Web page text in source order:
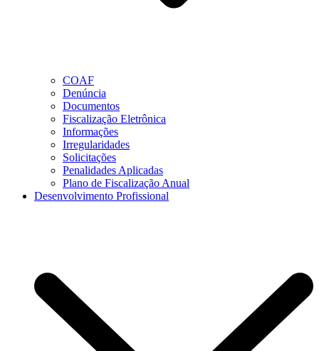
COAF
Denúncia
Documentos
Fiscalização Eletrônica
Informações
Irregularidades
Solicitações
Penalidades Aplicadas
Plano de Fiscalização Anual
Desenvolvimento Profissional